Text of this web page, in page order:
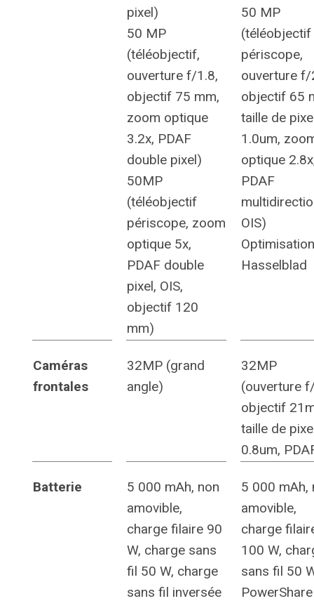
pixel)
50 MP
(téléobjectif,
ouverture f/1.8,
objectif 75 mm,
zoom optique
3.2x, PDAF
double pixel)
50MP
(téléobjectif
périscope, zoom
optique 5x,
PDAF double
pixel, OIS,
objectif 120
mm)
50 MP
(téléobjectif
périscope,
ouverture f/
objectif 65
taille de
1.0um,
optique
PDAF
OIS)
Optimisation
Hasselblad
Caméras
frontales
32MP (grand
angle)
32MP
(ouverture
objectif
taille de
0.8um,
Batterie
5 000 mAh, non
amovible,
charge filaire 90
W, charge sans
fil 50 W, charge
sans fil inversée
5 000 mAh,
amovible,
charge
100 W,
sans fil 50
PowerShare